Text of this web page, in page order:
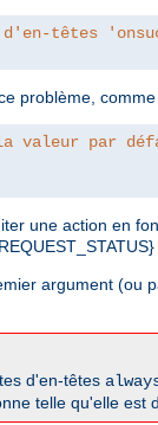
têtes
problème,
valeur par
une action en
argument (ou
d'en-têtes
telle qu'elle est